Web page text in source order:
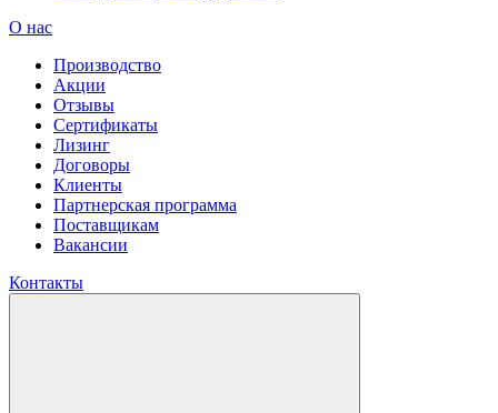
О нас
Производство
Акции
Отзывы
Сертификаты
Лизинг
Договоры
Клиенты
Партнерская программа
Поставщикам
Вакансии
Контакты